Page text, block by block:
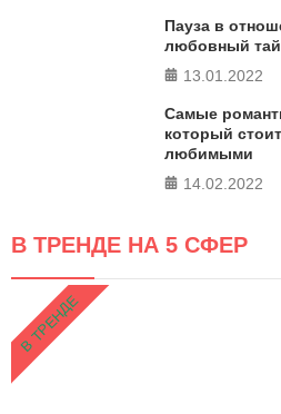
Пауза в
любовный
13.01.2022
Самые
который
любимыми
14.02.2022
В ТРЕНДЕ НА 5 СФЕР
В ТРЕНДЕ